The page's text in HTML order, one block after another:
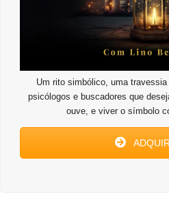
Um rito simbólico, uma travessia
psicólogos e buscadores que
ouve, e viver o símbolo